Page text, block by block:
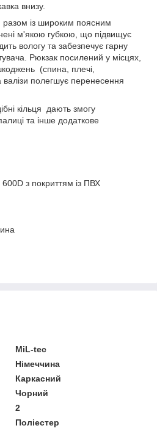
внизу.
разом із широким поясним
м'якою губкою, що підвищує
вологу та забезпечує гарну
Рюкзак посилений у місцях,
(спина, плечі,
полегшує перенесення
кільця дають змогу
та інше додаткове
з покриттям із ПВХ
MiL-tec
Німеччина
Каркасний
Чорний
2
Поліестер